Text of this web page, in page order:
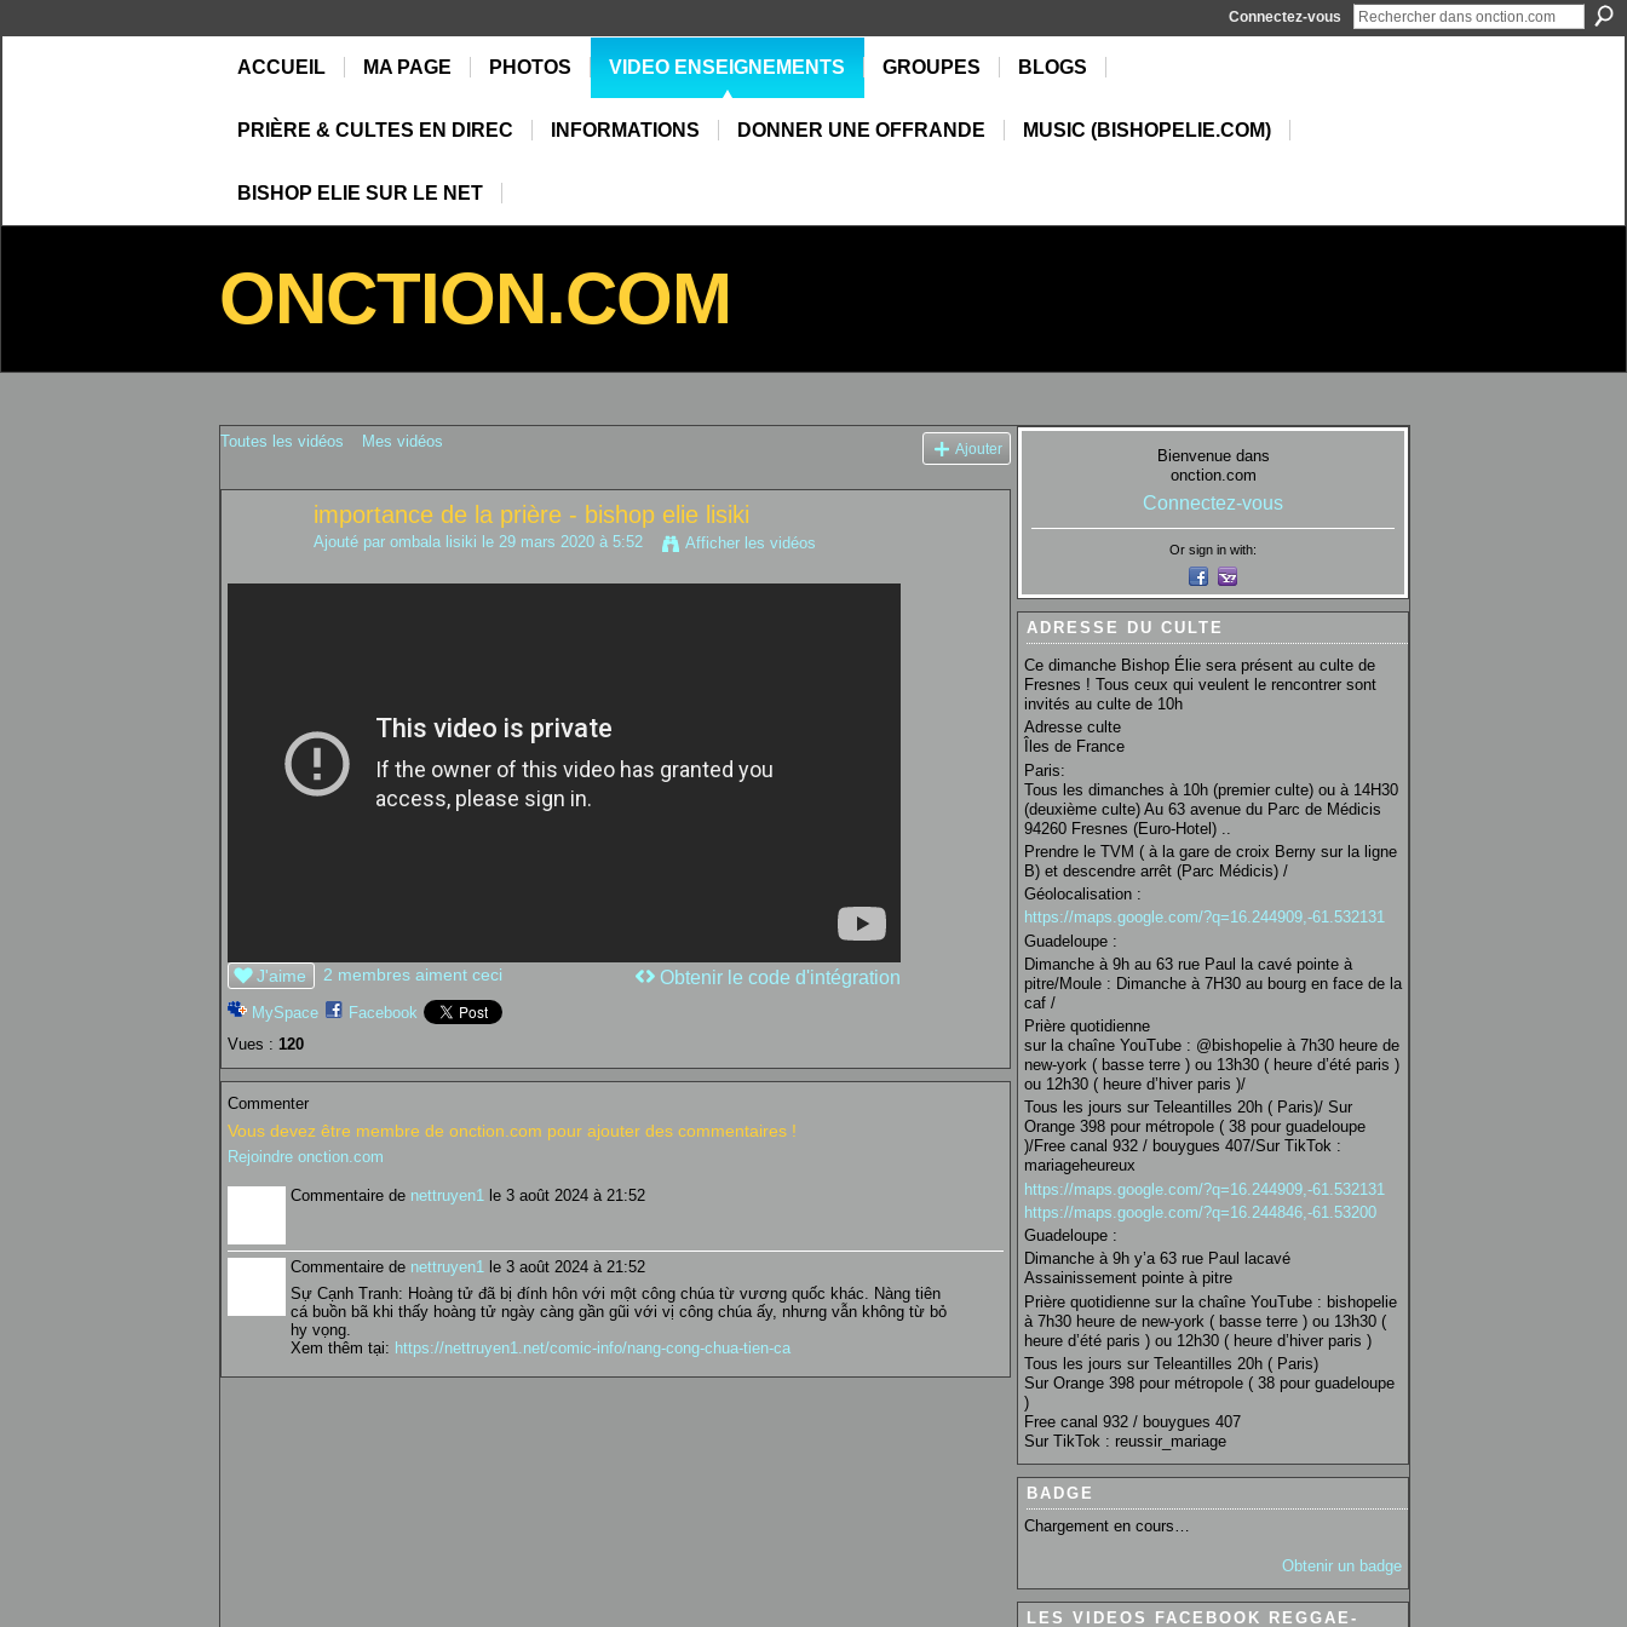
Connectez-vous
ACCUEIL MA PAGE PHOTOS VIDEO ENSEIGNEMENTS GROUPES BLOGS
PRIÈRE & CULTES EN DIREC INFORMATIONS DONNER UNE OFFRANDE MUSIC (BISHOPELIE.COM)
BISHOP ELIE SUR LE NET
ONCTION.COM
Toutes les vidéos Mes vidéos Ajouter
importance de la prière - bishop elie lisiki
Ajouté par ombala lisiki le 29 mars 2020 à 5:52 Afficher les vidéos
J'aime 2 membres aiment ceci
MySpace
Facebook
Vues : 120
Obtenir le code d'intégration
Commenter
Vous devez être membre de onction.com pour ajouter des commentaires !
Rejoindre onction.com
Commentaire de nettruyen1 le 3 août 2024 à 21:52
Commentaire de nettruyen1
le 3 août 2024 à 21:52
Sự Cạnh Tranh: Hoàng tử đã bị đính hôn với một công chúa từ vương quốc khác. Nàng tiên
cá buồn bã khi thấy hoàng tử ngày càng gần gũi với vị công chúa ấy, nhưng vẫn không từ bỏ
hy vọng.
Xem thêm tại: https://nettruyen1.net/comic-info/nang-cong-chua-tien-ca
Bienvenue dans
onction.com
Connectez-vous
Or sign in with:
ADRESSE DU CULTE
Ce dimanche Bishop Élie sera présent au culte de
Fresnes ! Tous ceux qui veulent le rencontrer sont
invités au culte de 10h
Adresse culte
Îles de France
Paris:
Tous les dimanches à 10h (premier culte) ou à 14H30
(deuxième culte) Au 63 avenue du Parc de Médicis
94260 Fresnes (Euro-Hotel) ..
Prendre le TVM ( à la gare de croix Berny sur la ligne
B) et descendre arrêt (Parc Médicis) /
Géolocalisation :
https://maps.google.com/?q=16.244909,-61.532131
Guadeloupe :
Dimanche à 9h au 63 rue Paul la cavé pointe à
pitre/Moule : Dimanche à 7H30 au bourg en face de la
caf /
Prière quotidienne
sur la chaîne YouTube : @bishopelie à 7h30 heure de
new-york ( basse terre ) ou 13h30 ( heure d’été paris )
ou 12h30 ( heure d’hiver paris )/
Tous les jours sur Teleantilles 20h ( Paris)/ Sur
Orange 398 pour métropole ( 38 pour guadeloupe
)/Free canal 932 / bouygues 407/Sur TikTok :
mariageheureux
https://maps.google.com/?q=16.244909,-61.532131
https://maps.google.com/?q=16.244846,-61.53200
Guadeloupe :
Dimanche à 9h y’a 63 rue Paul lacavé
Assainissement pointe à pitre
Prière quotidienne sur la chaîne YouTube : bishopelie
à 7h30 heure de new-york ( basse terre ) ou 13h30 (
heure d’été paris ) ou 12h30 ( heure d’hiver paris )
Tous les jours sur Teleantilles 20h ( Paris)
Sur Orange 398 pour métropole ( 38 pour guadeloupe
)
Free canal 932 / bouygues 407
Sur TikTok : reussir_mariage
BADGE
Chargement en cours…
Obtenir un badge
LES VIDEOS FACEBOOK REGGAE-